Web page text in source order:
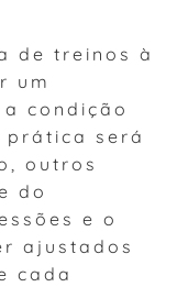
de treinos à
um
condição
será
outros
do
e o
ajustados
cada